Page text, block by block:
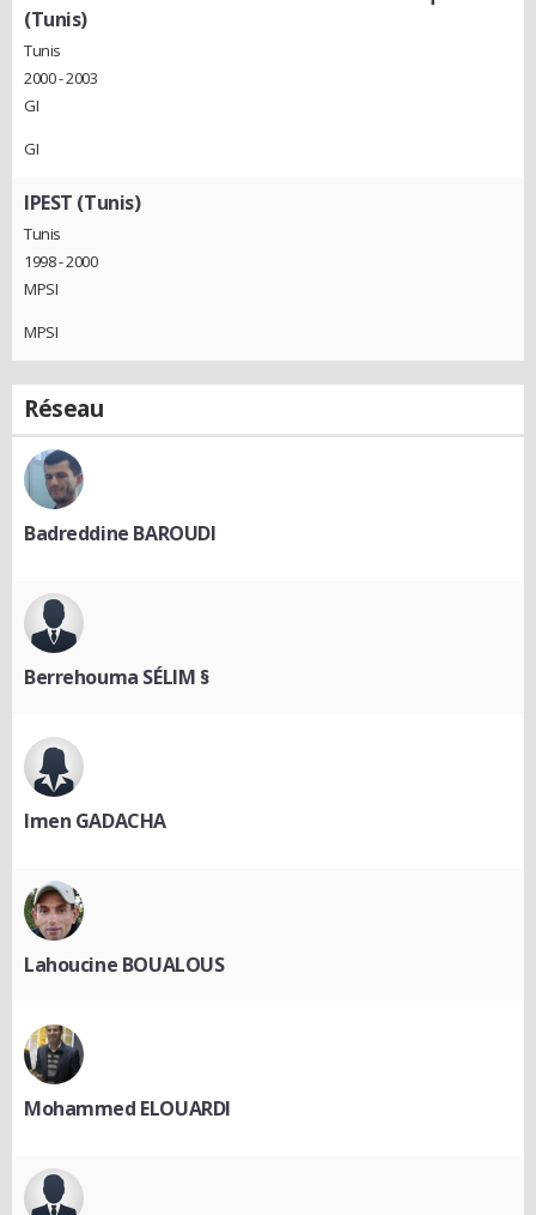
(Tunis)
Tunis
2000 - 2003
GI
GI
IPEST (Tunis)
Tunis
1998 - 2000
MPSI
MPSI
Réseau
Badreddine BAROUDI
Berrehouma SÉLIM §
Imen GADACHA
Lahoucine BOUALOUS
Mohammed ELOUARDI